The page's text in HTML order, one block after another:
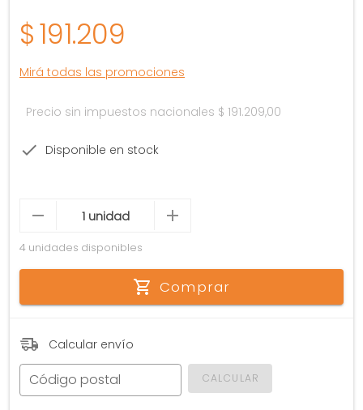
$191.209
Mirá todas las promociones
Precio sin impuestos nacionales $ 191.209,00
Disponible en stock
4 unidades disponibles
Comprar
Calcular envío
Código postal CALCULAR